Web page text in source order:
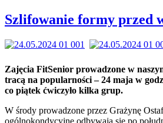
Szlifowanie formy przed
Zajęcia FitSenior prowadzone w
tracą na popularności – 24 maja w
co piątek ćwiczyło kilka grup.
W środy prowadzone przez Grażynę
ogólnokondycyjne odbywają się po